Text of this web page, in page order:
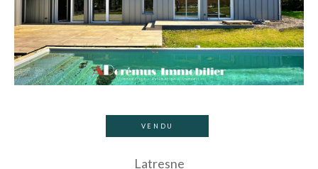
VENDU
Latresne